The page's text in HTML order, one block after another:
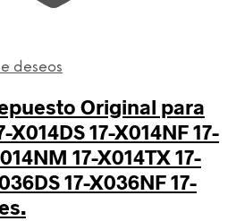
deseos
Original para
X014DS 17-X014NF 17-
17-X014TX 17-
17-X036NF 17-